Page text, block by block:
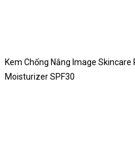
Kem Chống Nắng Image Skincare Prevention+ Daily Matte
Moisturizer SPF30